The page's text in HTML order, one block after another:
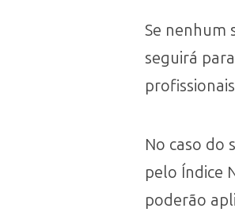
Se nenhum
seguirá
No caso do
pelo Índice
poderão